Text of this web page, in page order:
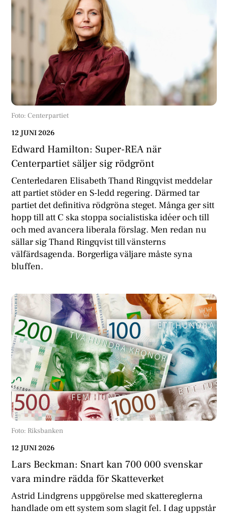
Foto: Centerpartiet
12 JUNI 2026
Edward Hamilton: Super-REA när
Centerpartiet säljer sig rödgrönt
Centerledaren Elisabeth Thand Ringqvist meddelar
att partiet stöder en S-ledd regering. Därmed tar
partiet det definitiva rödgröna steget. Många ger sitt
hopp till att C ska stoppa socialistiska idéer och till
och med avancera liberala förslag. Men redan nu
sällar sig Thand Ringqvist till vänsterns
välfärdsagenda. Borgerliga väljare måste syna
bluffen.
Foto: Riksbanken
12 JUNI 2026
Lars Beckman: Snart kan 700 000 svenskar
vara mindre rädda för Skatteverket
Astrid Lindgrens uppgörelse med skattereglerna
handlade om ett system som slagit fel. I dag uppstår